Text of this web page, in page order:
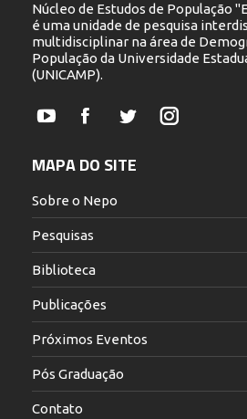
Núcleo de Estudos de População
é uma unidade de pesquisa
multidisciplinar na área de
População da Universidade
(UNICAMP).
YouTubeFacebookTwitterInstagram
MAPA DO SITE
Sobre o Nepo
Pesquisas
Biblioteca
Publicações
Próximos Eventos
Pós Graduação
Contato